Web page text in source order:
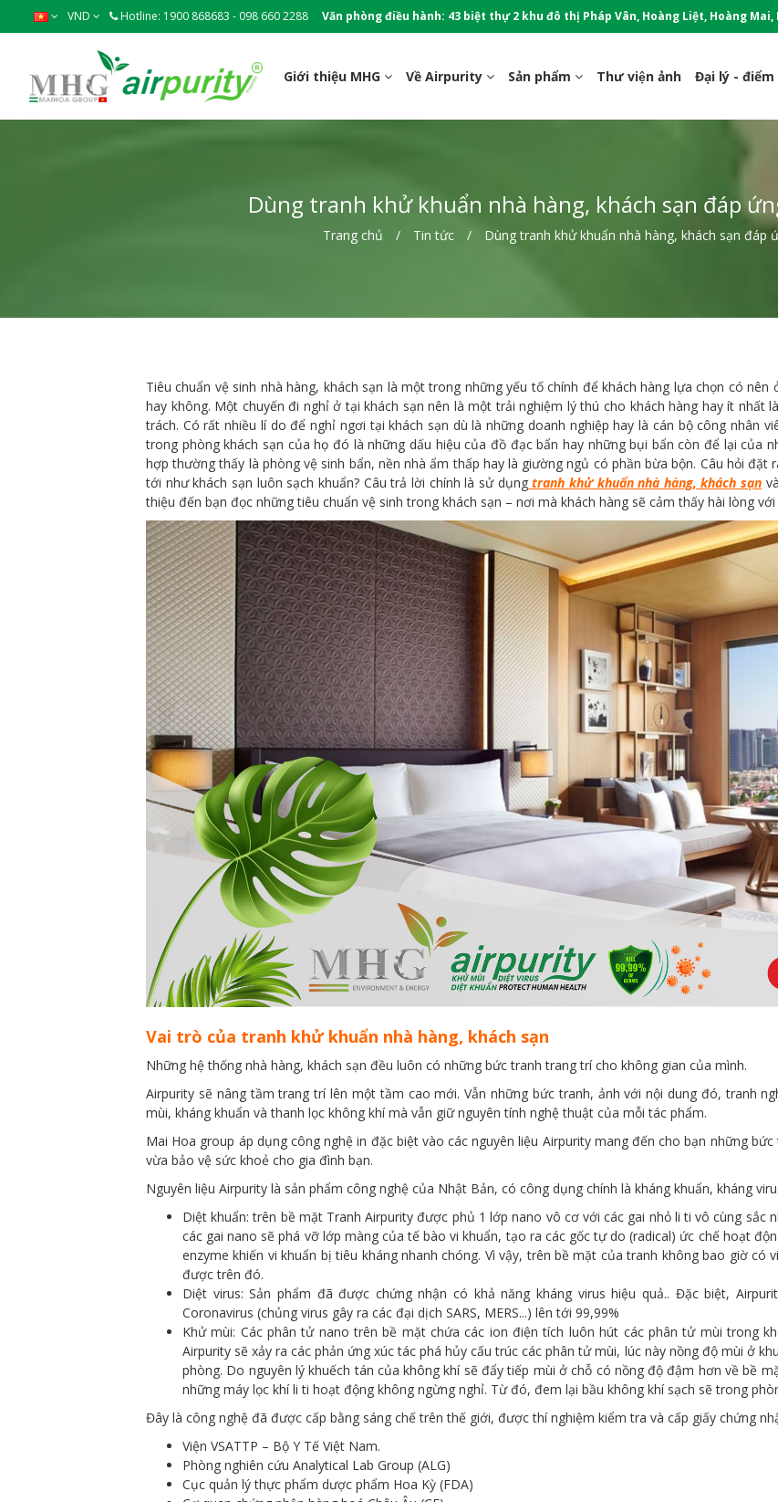
VND Hotline: 1900 868683 - 098 660 2288 Văn phòng điều hành: 43 biệt thự 2 khu đô thị Pháp Vân, Hoàng Liệt, Hoàng Mai,
Giới thiệu MHG Về Airpurity Sản phẩm Thư viện ảnh Đại lý - điểm
Dùng tranh khử khuẩn nhà hàng, khách sạn đáp
Trang chủ Tin tức Dùng tranh khử khuẩn nhà hàng, khách sạn đáp
Tiêu chuẩn vệ sinh nhà hàng, khách sạn là một trong những yếu tố chính để khách hàng lựa chọn có
hay không. Một chuyến đi nghỉ ở tại khách sạn nên là một trải nghiệm lý thú cho khách hàng hay ít nhất
trách. Có rất nhiều lí do để nghỉ ngơi tại khách sạn dù là những doanh nghiệp hay là cán bộ công nhân
trong phòng khách sạn của họ đó là những dấu hiệu của đồ đạc bẩn hay những bụi bẩn còn để lại của
hợp thường thấy là phòng vệ sinh bẩn, nền nhà ẩm thấp hay là giường ngủ có phần bừa bộn. Câu hỏi
tới như khách sạn luôn sạch khuẩn? Câu trả lời chính là sử dụngtranh khử khuẩnnhà hàng, khách sạn
thiệu đến bạn đọc những tiêu chuẩn vệ sinh trong khách sạn – nơi mà khách hàng sẽ cảm thấy hài lòng
Vai trò của tranh khử khuẩn nhà hàng, khách sạn
Những hệ thống nhà hàng, khách sạn đều luôn có những bức tranh trang trí cho không gian của mình.
Airpurity sẽ nâng tầm trang trí lên một tầm cao mới. Vẫn những bức tranh, ảnh với nội dung đó, tranh
mùi, kháng khuẩn và thanh lọc không khí mà vẫn giữ nguyên tính nghệ thuật của mỗi tác phẩm.
Mai Hoa group áp dụng công nghệ in đặc biệt vào các nguyên liệu Airpurity mang đến cho bạn những
vừa bảo vệ sức khoẻ cho gia đình bạn.
Nguyên liệu Airpurity là sản phẩm công nghệ của Nhật Bản, có công dụng chính là kháng khuẩn, kháng
Diệt khuẩn: trên bề mặt Tranh Airpurity được phủ 1 lớp nano vô cơ với các gai nhỏ li ti vô cùng sắc
các gai nano sẽ phá vỡ lớp màng của tế bào vi khuẩn, tạo ra các gốc tự do (radical) ức chế hoạt
enzyme khiến vi khuẩn bị tiêu kháng nhanh chóng. Vì vậy, trên bề mặt của tranh không bao giờ có
được trên đó.
Diệt virus: Sản phẩm đã được chứng nhận có khả năng kháng virus hiệu quả.. Đặc biệt,
Coronavirus (chủng virus gây ra các đại dịch SARS, MERS...) lên tới 99,99%
Khử mùi: Các phân tử nano trên bề mặt chứa các ion điện tích luôn hút các phân tử mùi trong
Airpurity sẽ xảy ra các phản ứng xúc tác phá hủy cấu trúc các phân tử mùi, lúc này nồng độ mùi ở
phòng. Do nguyên lý khuếch tán của không khí sẽ đẩy tiếp mùi ở chỗ có nồng độ đậm hơn về bề
những máy lọc khí li ti hoạt động không ngừng nghỉ. Từ đó, đem lại bầu không khí sạch sẽ trong
Đây là công nghệ đã được cấp bằng sáng chế trên thế giới, được thí nghiệm kiểm tra và cấp giấy chứng
Viện VSATTP – Bộ Y Tế Việt Nam.
Phòng nghiên cứu Analytical Lab Group (ALG)
Cục quản lý thực phẩm dược phẩm Hoa Kỳ (FDA)